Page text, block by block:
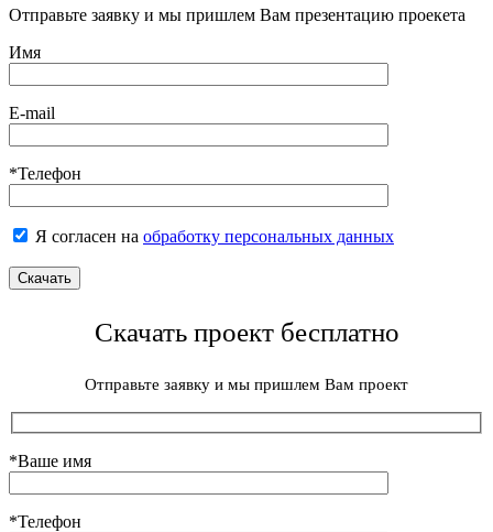
Отправьте заявку и мы пришлем Вам презентацию проекета
Имя
E-mail
*Телефон
Я согласен на обработку персональных данных
Скачать проект бесплатно
Отправьте заявку и мы пришлем Вам проект
*Ваше имя
*Телефон